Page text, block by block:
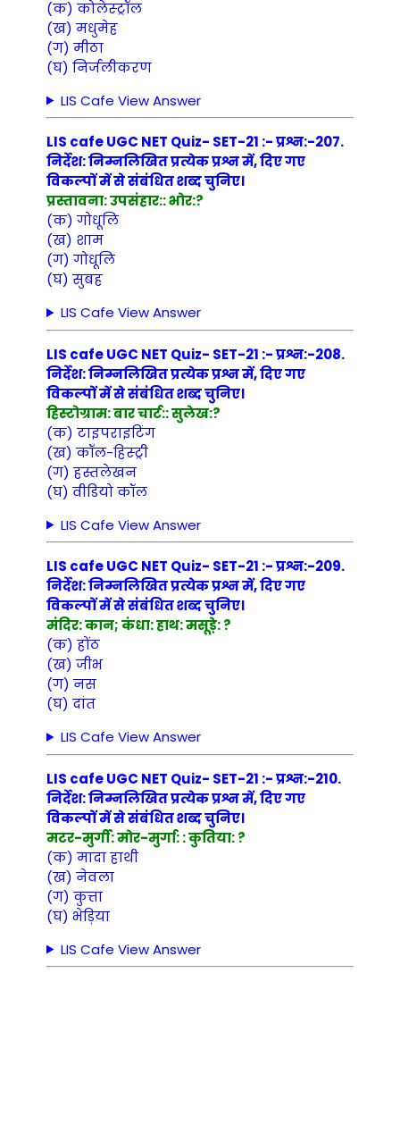
(क) कोलेस्ट्रॉल
(ख) मधुमेह
(ग) मीठा
(घ) निर्जलीकरण
LIS Cafe View Answer
LIS cafe UGC NET Quiz- SET-21 :- प्रश्न:-207.
निर्देश: निम्नलिखित प्रत्येक प्रश्न में, दिए गए
विकल्पों में से संबंधित शब्द चुनिए।
प्रस्तावना: उपसंहार:: भोर:?
(क) गोधूलि
(ख) शाम
(ग) गोधूलि
(घ) सुबह
LIS Cafe View Answer
LIS cafe UGC NET Quiz- SET-21 :- प्रश्न:-208.
निर्देश: निम्नलिखित प्रत्येक प्रश्न में, दिए गए
विकल्पों में से संबंधित शब्द चुनिए।
हिस्टोग्राम: बार चार्ट:: सुलेख:?
(क) टाइपराइटिंग
(ख) कॉल-हिस्ट्री
(ग) हस्तलेखन
(घ) वीडियो कॉल
LIS Cafe View Answer
LIS cafe UGC NET Quiz- SET-21 :- प्रश्न:-209.
निर्देश: निम्नलिखित प्रत्येक प्रश्न में, दिए गए
विकल्पों में से संबंधित शब्द चुनिए।
मंदिर: कान; कंधा: हाथ: मसूड़े: ?
(क) होंठ
(ख) जीभ
(ग) नस
(घ) दांत
LIS Cafe View Answer
LIS cafe UGC NET Quiz- SET-21 :- प्रश्न:-210.
निर्देश: निम्नलिखित प्रत्येक प्रश्न में, दिए गए
विकल्पों में से संबंधित शब्द चुनिए।
मटर-मुर्गी: मोर-मुर्गा: : कुतिया: ?
(क) मादा हाथी
(ख) नेवला
(ग) कुत्ता
(घ) भेड़िया
LIS Cafe View Answer